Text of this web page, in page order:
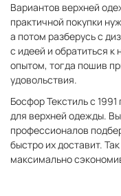
Вариантов верхней
практичной покупки
а потом разберусь с
с идеей и обратиться
опытом, тогда пошив
удовольствия.
Босфор Текстиль с
для верхней одежды.
профессионалов
быстро их доставит.
максимально